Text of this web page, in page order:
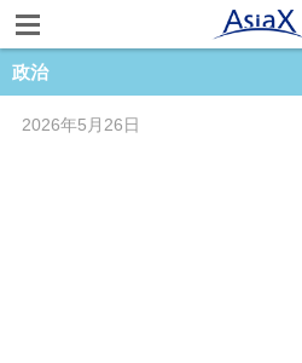
政治
2026年5月26日